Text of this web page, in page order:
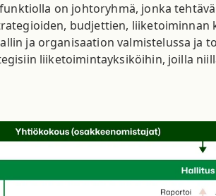
on johtoryhmä, jonka
budjettien, liiketoiminnan
ja organisaation valmistelussa ja
liiketoimintayksiköihin, joilla